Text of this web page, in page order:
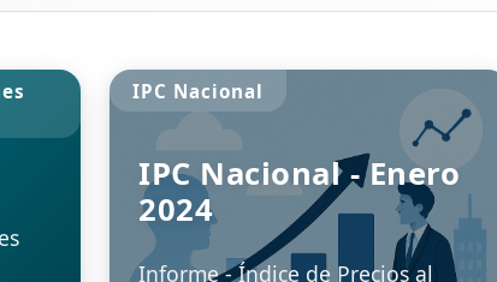
IPC Nacional
IPC Nacional - Enero
2024
Informe - Índice de Precios al